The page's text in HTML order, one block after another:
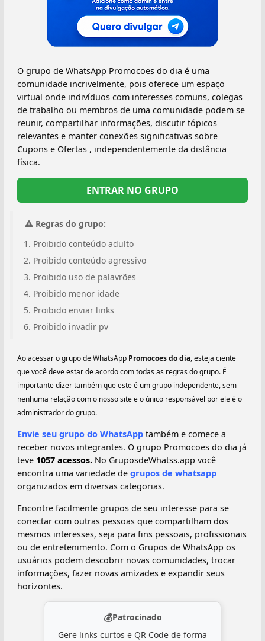
O grupo de WhatsApp Promocoes do dia é uma
comunidade incrivelmente, pois oferece um espaço
virtual onde indivíduos com interesses comuns, colegas
de trabalho ou membros de uma comunidade podem se
reunir, compartilhar informações, discutir tópicos
relevantes e manter conexões significativas sobre
Cupons e Ofertas , independentemente da distância
física.
ENTRAR NO GRUPO
Regras do grupo:
Proibido conteúdo adulto
Proibido conteúdo agressivo
Proibido uso de palavrões
Proibido menor idade
Proibido enviar links
Proibido invadir pv
Ao acessar o grupo de WhatsApp Promocoes do dia, esteja ciente
que você deve estar de acordo com todas as regras do grupo. É
importante dizer também que este é um grupo independente, sem
nenhuma relação com o nosso site e o único responsável por ele é o
administrador do grupo.
Envie seu grupo do WhatsApp também e comece a
receber novos integrantes. O grupo Promocoes do dia já
teve 1057 acessos. No GruposdeWhatss.app você
encontra uma variedade de grupos de whatsapp
organizados em diversas categorias.
Encontre facilmente grupos de seu interesse para se
conectar com outras pessoas que compartilham dos
mesmos interesses, seja para fins pessoais, profissionais
ou de entretenimento. Com o Grupos de WhatsApp os
usuários podem descobrir novas comunidades, trocar
informações, fazer novas amizades e expandir seus
horizontes.
💰Patrocinado
Gere links curtos e QR Code de forma